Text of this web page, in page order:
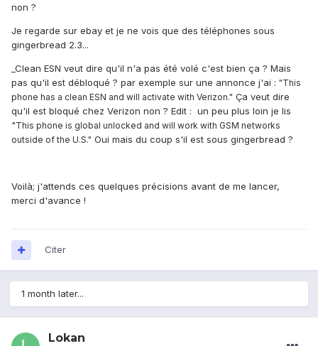
non ?
Je regarde sur ebay et je ne vois que des téléphones sous
gingerbread 2.3...
_Clean ESN veut dire qu'il n'a pas été volé c'est bien ça ? Mais
pas qu'il est débloqué ? par exemple sur une annonce j'ai : "This
phone has a clean ESN and will activate with Verizon." Ça veut dire
qu'il est bloqué chez Verizon non ? Edit : un peu plus loin je lis
"This phone is global unlocked and will work with GSM networks
outside of the U.S." Oui mais du coup s'il est sous gingerbread ?
Voilà; j'attends ces quelques précisions avant de me lancer,
merci d'avance !
Citer
1 month later...
Lokan